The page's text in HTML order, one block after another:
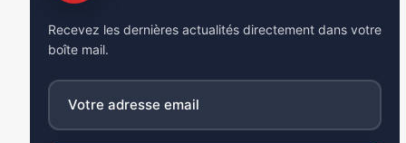
Recevez les dernières actualités directement dans votre
boîte mail.